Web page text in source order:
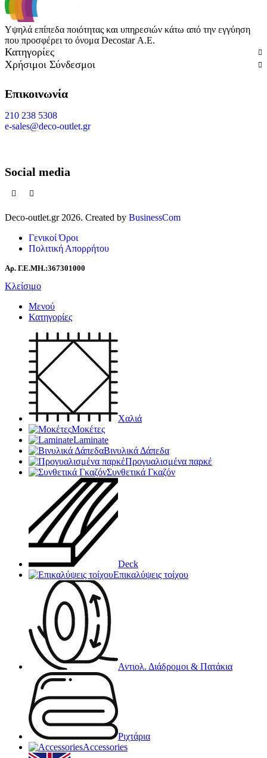
Υψηλά επίπεδα ποιότητας και υπηρεσιών κάτω από την εγγύηση
που προσφέρει το όνομα Decostar Α.Ε.
Κατηγορίες
Χρήσιμοι Σύνδεσμοι
Επικοινωνία
210 238 5308
e-sales@deco-outlet.gr
Social media
Deco-outlet.gr 2026. Created by BusinessCom
Γενικοί Όροι
Πολιτική Απορρήτου
Αρ. Γ.Ε.ΜΗ.:367301000
Κλείσιμο
Μενού
Κατηγορίες
Χαλιά
Μοκέτες
Laminate
Βινυλικά Δάπεδα
Προγυαλισμένα παρκέ
Συνθετικά Γκαζόν
Deck
Επικαλύψεις τοίχου
Αντιολ. Διάδρομοι & Πατάκια
Ριχτάρια
Accessories